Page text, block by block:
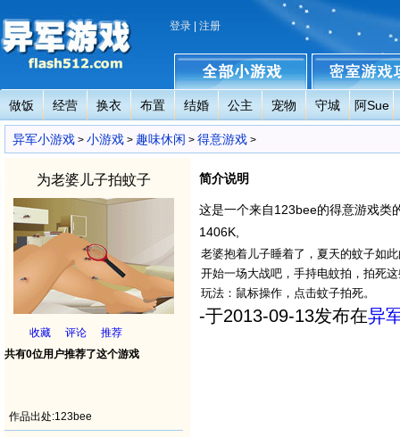
异军小游戏
登录 注册
全部小游戏 密室小游戏攻略
做饭 经营 换衣 布置 结婚 公主 宠物 守城 阿Sue
异军小游戏 > 小游戏 > 趣味休闲 > 得意游戏 >
为老婆儿子拍蚊子
收藏 评论
推荐
共有0位用户推荐了这个游戏
作品出处:123bee
简介说明
这是一个来自123bee的得意游戏类
1406K,
老婆抱着儿子睡着了，夏天的蚊子如
开始一场大战吧，手持电蚊拍，拍死
玩法：鼠标操作，点击蚊子拍死。
-于2013-09-13发布在异